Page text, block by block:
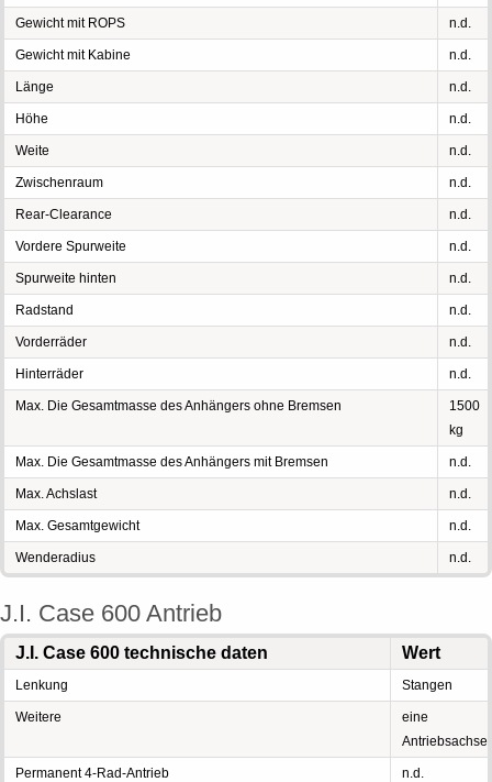
Gewicht mit ROPS n.d.
Gewicht mit Kabine n.d.
Länge n.d.
Höhe n.d.
Weite n.d.
Zwischenraum n.d.
Rear-Clearance n.d.
Vordere Spurweite n.d.
Spurweite hinten n.d.
Radstand n.d.
Vorderräder n.d.
Hinterräder n.d.
Max. Die Gesamtmasse des Anhängers ohne Bremsen
1500
kg
Max. Die Gesamtmasse des Anhängers mit Bremsen n.d.
Max. Achslast n.d.
Max. Gesamtgewicht n.d.
Wenderadius n.d.
J.I. Case 600 Antrieb
J.I. Case 600 technische daten Wert
Lenkung Stangen
Weitere
eine
Antriebsachse
Permanent 4-Rad-Antrieb n.d.